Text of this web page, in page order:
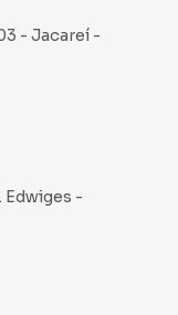
- Jacareí -
Edwiges -